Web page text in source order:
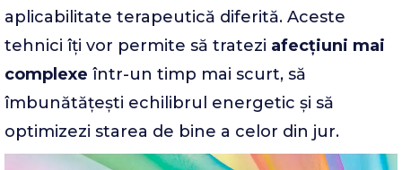
aplicabilitate terapeutică diferită. Aceste
tehnici îți vor permite să tratezi afecțiuni mai
complexe într-un timp mai scurt, să
îmbunătățești echilibrul energetic și să
optimizezi starea de bine a celor din jur.